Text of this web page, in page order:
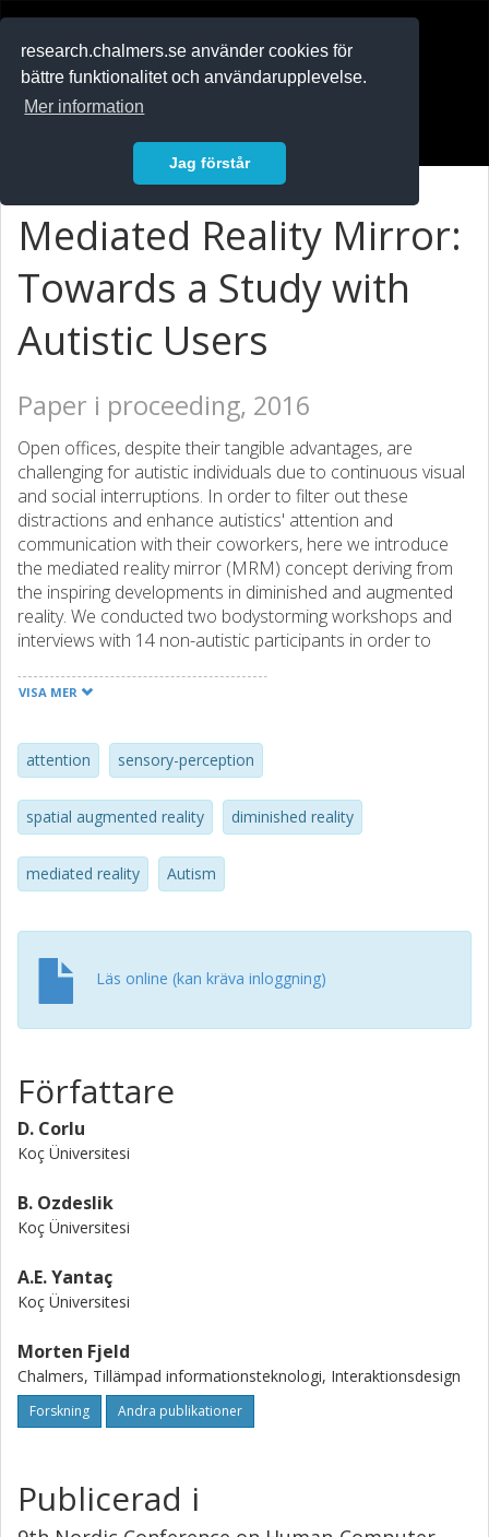
research.chalmers.se använder cookies för
bättre funktionalitet och användarupplevelse.
Mer information
Jag förstår
Mediated Reality Mirror:
Towards a Study with
Autistic Users
Paper i proceeding, 2016
Open offices, despite their tangible advantages, are
challenging for autistic individuals due to continuous visual
and social interruptions. In order to filter out these
distractions and enhance autistics' attention and
communication with their coworkers, here we introduce
the mediated reality mirror (MRM) concept deriving from
the inspiring developments in diminished and augmented
reality. We conducted two bodystorming workshops and
interviews with 14 non-autistic participants in order to
with autistics which is a one shot opportunity. In this paper
studies with autistic users of MRM.
VISA MER
attention sensory-perception
spatial augmented reality diminished reality
mediated reality Autism
Läs online (kan kräva inloggning)
Författare
D. Corlu
Koç Üniversitesi
B. Ozdeslik
Koç Üniversitesi
A.E. Yantaç
Koç Üniversitesi
Morten Fjeld
Chalmers, Tillämpad informationsteknologi, Interaktionsdesign
Forskning Andra publikationer
Publicerad i